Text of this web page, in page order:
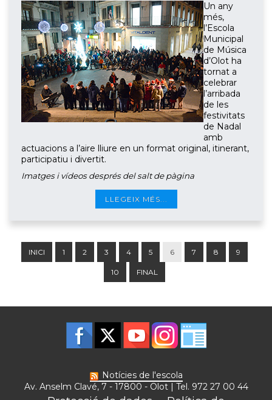
Un any
més,
l’Escola
Municipal
de Música
d’Olot ha
tornat a
celebrar
l’arribada
de les
festivitats
de Nadal
amb
actuacions a l’aire lliure en un format original, itinerant,
participatiu i divertit.
Imatges i vídeos després del salt de pàgina
LLEGEIX MÉS...
INICI 1 2 3 4 5 6 7 8 9
10 FINAL
Notícies de l'escola
Av. Anselm Clavé, 7 - 17800 - Olot | Tel. 972 27 00 44